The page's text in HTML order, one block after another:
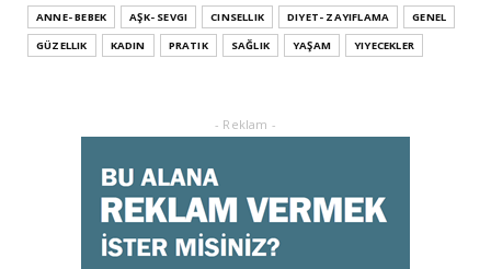
Leke ve çatlak tedavisinde radyofrekans
yöntemi
February 02, 2025
Dufold Etiketler Hakkında Bilgi
Doğru ayakkabı mutlu çocuk!
July 31, 2023
ANNE- BEBEK AŞK- SEVGI CINSELLIK DIYET- ZAYIFLAMA
GENEL
GÜZELLIK
KADIN PRATIK SAĞLIK YAŞAM YIYECEKLER
- Reklam -